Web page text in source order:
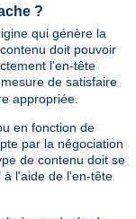
?
qui génère la
doit pouvoir
l'en-tête
de satisfaire
appropriée.
en fonction de
par la négociation
de contenu doit se
à l'aide de l'en-tête